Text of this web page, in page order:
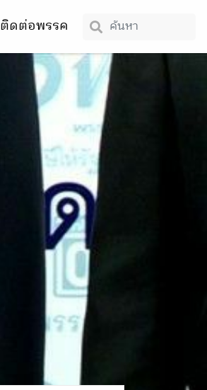
ติดต่อพรรค